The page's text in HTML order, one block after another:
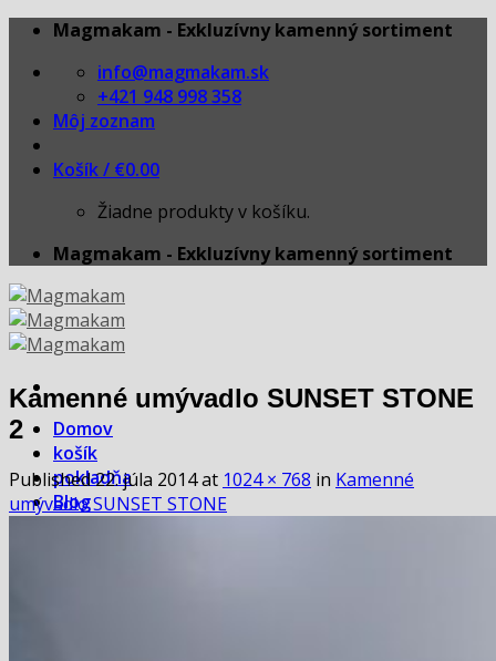
Skip
content
Magmakam - Exkluzívny kamenný sortiment
info@magmakam.sk
+421 948 998 358
Môj zoznam
Košík / €0.00
Žiadne produkty v košíku.
Magmakam - Exkluzívny kamenný sortiment
Domov
košík
pokladňa
Blog
Kamenné umývadlo SUNSET STONE
2
Published22. júla 2014at 1024 × 768 in Kamenné
umývadlo SUNSET STONE